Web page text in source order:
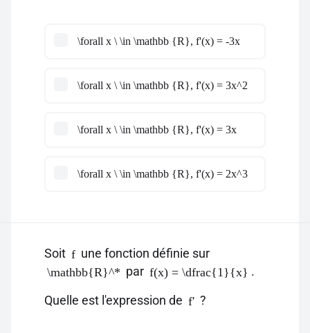
\forall x \ \in \mathbb {R}, f'(x) = -3x
\forall x \ \in \mathbb {R}, f'(x) = 3x^2
\forall x \ \in \mathbb {R}, f'(x) = 3x
\forall x \ \in \mathbb {R}, f'(x) = 2x^3
Soit f une fonction définie sur
\mathbb{R}^* par f(x) = \dfrac{1}{x} .
Quelle est l'expression de f' ?